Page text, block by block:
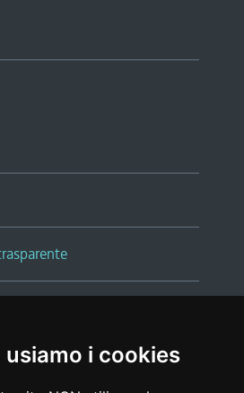
usiamo i cookies